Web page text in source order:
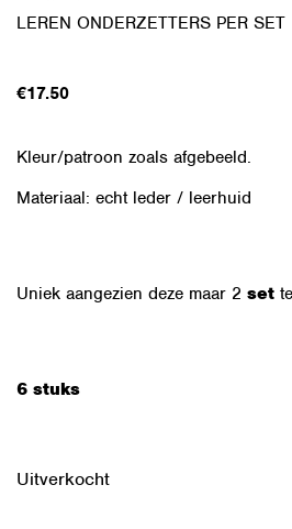
LEREN ONDERZETTERS PER SET
€17.50
Kleur/patroon zoals afgebeeld.
Materiaal: echt leder / leerhuid
Uniek aangezien deze maar 2 set
6 stuks
Uitverkocht